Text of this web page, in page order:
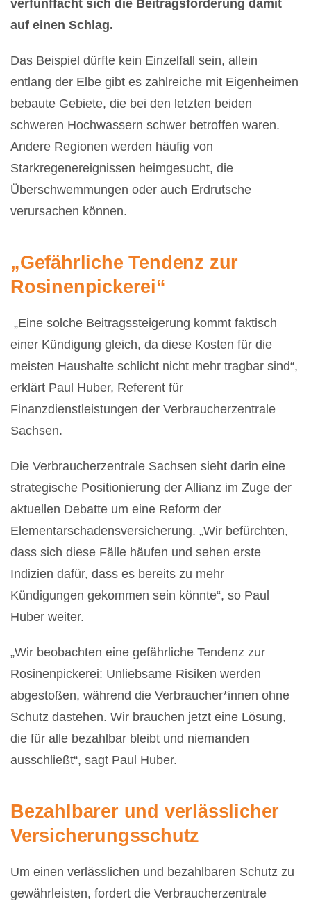
verfünffacht sich die Beitragsforderung damit
auf einen Schlag.
Das Beispiel dürfte kein Einzelfall sein, allein
entlang der Elbe gibt es zahlreiche mit Eigenheimen
bebaute Gebiete, die bei den letzten beiden
schweren Hochwassern schwer betroffen waren.
Andere Regionen werden häufig von
Starkregenereignissen heimgesucht, die
Überschwemmungen oder auch Erdrutsche
verursachen können.
„Gefährliche Tendenz zur
Rosinenpickerei“
„Eine solche Beitragssteigerung kommt faktisch
einer Kündigung gleich, da diese Kosten für die
meisten Haushalte schlicht nicht mehr tragbar sind“,
erklärt Paul Huber, Referent für
Finanzdienstleistungen der Verbraucherzentrale
Sachsen.
Die Verbraucherzentrale Sachsen sieht darin eine
strategische Positionierung der Allianz im Zuge der
aktuellen Debatte um eine Reform der
Elementarschadensversicherung. „Wir befürchten,
dass sich diese Fälle häufen und sehen erste
Indizien dafür, dass es bereits zu mehr
Kündigungen gekommen sein könnte“, so Paul
Huber weiter.
„Wir beobachten eine gefährliche Tendenz zur
Rosinenpickerei: Unliebsame Risiken werden
abgestoßen, während die Verbraucher*innen ohne
Schutz dastehen. Wir brauchen jetzt eine Lösung,
die für alle bezahlbar bleibt und niemanden
ausschließt“, sagt Paul Huber.
Bezahlbarer und verlässlicher
Versicherungsschutz
Um einen verlässlichen und bezahlbaren Schutz zu
gewährleisten, fordert die Verbraucherzentrale